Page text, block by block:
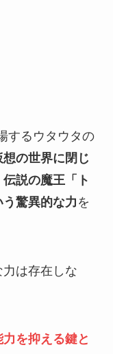
するウタウタの
の世界に閉じ
説の魔王「ト
驚異的な力を
は存在しな
を抑える鍵と